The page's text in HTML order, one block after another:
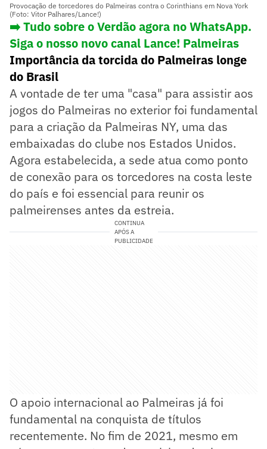
Provocação de torcedores do Palmeiras contra o Corinthians em Nova York
(Foto: Vitor Palhares/Lance!)
➡️ Tudo sobre o Verdão agora no WhatsApp.
Siga o nosso novo canal Lance! Palmeiras
Importância da torcida do Palmeiras longe
do Brasil
A vontade de ter uma "casa" para assistir aos
jogos do Palmeiras no exterior foi fundamental
para a criação da Palmeiras NY, uma das
embaixadas do clube nos Estados Unidos.
Agora estabelecida, a sede atua como ponto
de conexão para os torcedores na costa leste
do país e foi essencial para reunir os
palmeirenses antes da estreia.
CONTINUA
APÓS A
PUBLICIDADE
O apoio internacional ao Palmeiras já foi
fundamental na conquista de títulos
recentemente. No fim de 2021, mesmo em